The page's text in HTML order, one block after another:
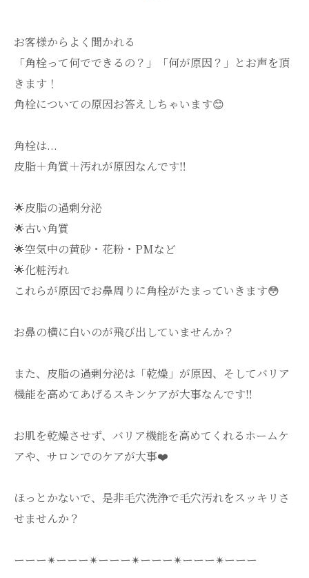
お客様からよく聞かれる
「角栓って何でできるの？」「何が原因？」とお声を頂
きます！
角栓についての原因お答えしちゃいます😊
角栓は...
皮脂＋角質＋汚れが原因なんです‼️
🌟皮脂の過剰分泌
🌟古い角質
🌟空気中の黄砂・花粉・PMなど
🌟化粧汚れ
これらが原因でお鼻周りに角栓がたまっていきます😳
お鼻の横に白いのが飛び出していませんか？
また、皮脂の過剰分泌は「乾燥」が原因、そしてバリア
機能を高めてあげるスキンケアが大事なんです‼️
お肌を乾燥させず、バリア機能を高めてくれるホームケ
アや、サロンでのケアが大事❤️
ほっとかないで、是非毛穴洗浄で毛穴汚れをスッキリさ
せませんか？
ーーー✴︎ーーー✴︎ーーー✴︎ーーー✴︎ーーー✴︎ーーー